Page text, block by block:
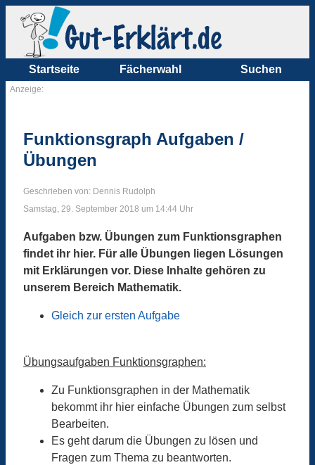
Startseite Fächerwahl Suchen
Anzeige:
Funktionsgraph Aufgaben /
Übungen
Geschrieben von: Dennis Rudolph
Samstag, 29. September 2018 um 14:44 Uhr
Aufgaben bzw. Übungen zum Funktionsgraphen
findet ihr hier. Für alle Übungen liegen Lösungen
mit Erklärungen vor. Diese Inhalte gehören zu
unserem Bereich Mathematik.
Gleich zur ersten Aufgabe
Übungsaufgaben Funktionsgraphen:
Zu Funktionsgraphen in der Mathematik
bekommt ihr hier einfache Übungen zum selbst
Bearbeiten.
Es geht darum die Übungen zu lösen und
Fragen zum Thema zu beantworten.